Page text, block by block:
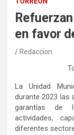
en favor
Redaccion
La Unidad
durante 2023 las
garantías de
actividades,
diferentes